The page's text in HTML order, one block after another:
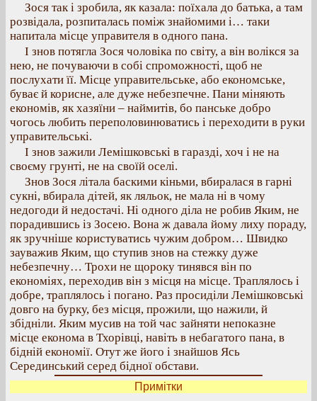
Зося так і зробила, як казала: поїхала до батька, а там
розвідала, розпиталась поміж знайомими і… таки
напитала місце управителя в одного пана.
І знов потягла Зося чоловіка по світу, а він волікся за
нею, не почуваючи в собі спроможності, щоб не
послухати її. Місце управительське, або економське,
буває й корисне, але дуже небезпечне. Пани міняють
економів, як хазяїни – наймитів, бо панське добро
чогось любить переполовинюватись і переходити в руки
управительські.
І знов зажили Лемішковські в гаразді, хоч і не на
своєму грунті, не на своїй оселі.
Знов Зося літала баскими кіньми, вбиралася в гарні
сукні, вбирала дітей, як ляльок, не мала ні в чому
недогоди й недостачі. Ні одного діла не робив Яким, не
порадившись із Зосею. Вона ж давала йому лиху пораду,
як зручніше користуватись чужим добром… Швидко
зауважив Яким, що ступив знов на стежку дуже
небезпечну… Трохи не щороку тинявся він по
економіях, переходив він з місця на місце. Траплялось і
добре, траплялось і погано. Раз просиділи Лемішковські
довго на бурку, без місця, прожили, що нажили, й
збідніли. Яким мусив на той час зайняти непоказне
місце економа в Тхорівці, навіть в небагатого пана, в
бідній економії. Отут же його і знайшов Ясь
Серединський серед бідної обстави.
Примітки